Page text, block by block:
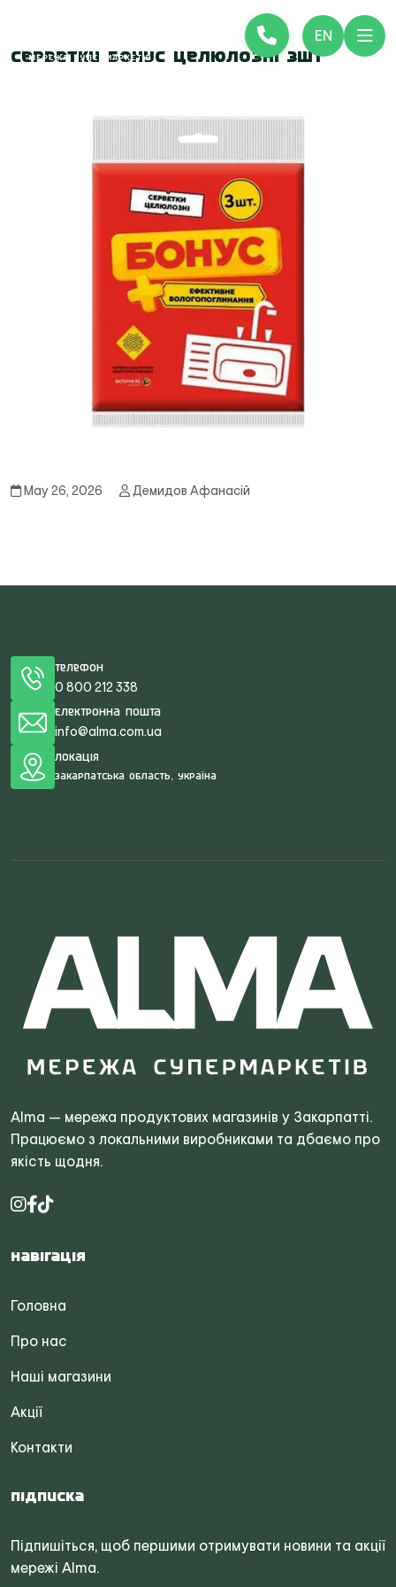
EN
Серветки Бонус целюлозні 3шт
May 26, 2026 Демидов Афанасій
Телефон
0 800 212 338
Електронна пошта
info@alma.com.ua
Локація
Закарпатська область, Україна
Alma — мережа продуктових магазинів у Закарпатті.
Працюємо з локальними виробниками та дбаємо про
якість щодня.
Навігація
Головна
Про нас
Наші магазини
Акції
Контакти
Підписка
Підпишіться, щоб першими отримувати новини та акції
мережі Alma.